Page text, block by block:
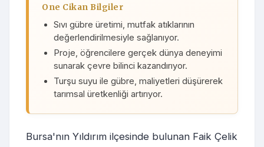
One Cikan Bilgiler
Sıvı gübre üretimi, mutfak atıklarının
değerlendirilmesiyle sağlanıyor.
Proje, öğrencilere gerçek dünya deneyimi
sunarak çevre bilinci kazandırıyor.
Turşu suyu ile gübre, maliyetleri düşürerek
tarımsal üretkenliği artırıyor.
Bursa'nın Yıldırım ilçesinde bulunan Faik Çelik